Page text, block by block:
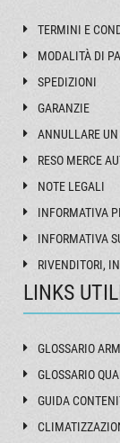
TERMINI E
MODALITÀ DI
SPEDIZIONI
GARANZIE
ANNULLARE UN
RESO MERCE
NOTE LEGALI
INFORMATIVA
INFORMATIVA
RIVENDITORI,
LINKS
GLOSSARIO
GLOSSARIO
GUIDA